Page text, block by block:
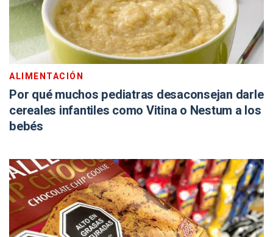
ALIMENTACIÓN
Por qué muchos pediatras desaconsejan darle
cereales infantiles como Vitina o Nestum a los
bebés